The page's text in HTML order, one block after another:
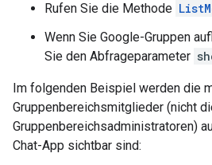
Rufen Sie die Methode
Wenn Sie Google-Gruppen
Sie den Abfrageparameter
Im folgenden Beispiel werden die
Gruppenbereichsmitglieder (nicht
Gruppenbereichsadministratoren)
Chat-App sichtbar sind: